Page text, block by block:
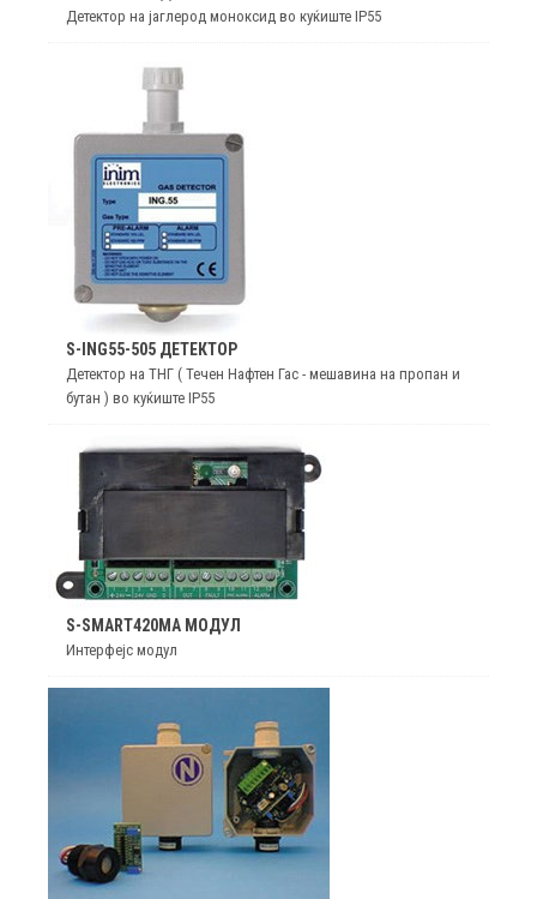
Детектор на јаглерод моноксид во куќиште IP55
S-ING55-505 ДЕТЕКТОР
Детектор на ТНГ ( Течен Нафтен Гас - мешавина на пропан и
бутан ) во куќиште IP55
S-SMART420MA МОДУЛ
Интерфејс модул